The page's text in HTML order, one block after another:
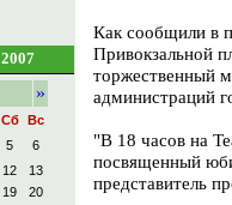
Как сообщили в
Привокзальной
торжественный
администраций
"В 18 часов на
посвященный
представитель
»
Сб
Вс
5
6
12
13
19
20